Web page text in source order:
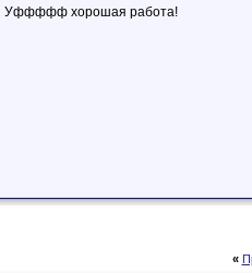
Уффффф хорошая работа!
«